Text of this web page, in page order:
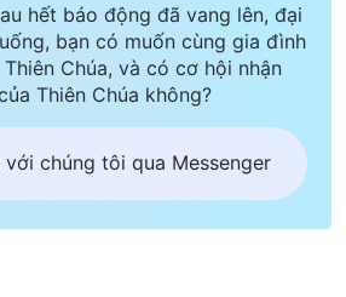
hết báo động đã vang lên, đại
bạn có muốn cùng gia đình
Chúa, và có cơ hội nhận
Thiên Chúa không?
với chúng tôi qua Messenger